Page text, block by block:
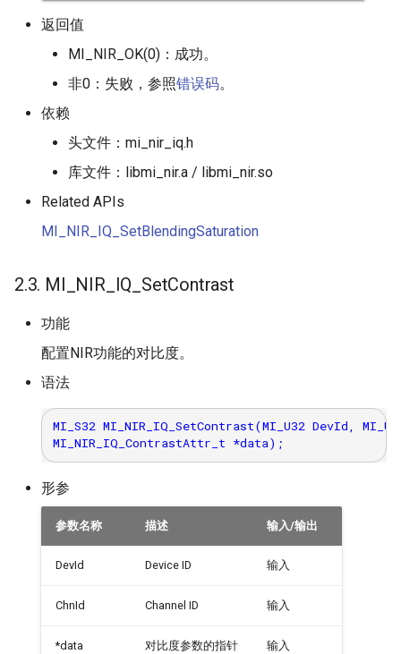
返回值
MI_NIR_OK(0)：成功。
非0：失败，参照错误码。
依赖
头文件：mi_nir_iq.h
库文件：libmi_nir.a / libmi_nir.so
Related APIs
MI_NIR_IQ_SetBlendingSaturation
2.3. MI_NIR_IQ_SetContrast
功能
配置NIR功能的对比度。
语法
MI_S32 MI_NIR_IQ_SetContrast(MI_U32 DevId,
形参
参数名称 描述 输入/输出
DevId Device ID 输入
ChnId Channel ID 输入
*data 对比度参数的指针 输入